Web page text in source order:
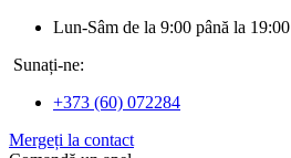
Lun-Sâm de la 9:00 până la 19:00
Sunați-ne:
+373 (60) 072284
Mergeți la contact